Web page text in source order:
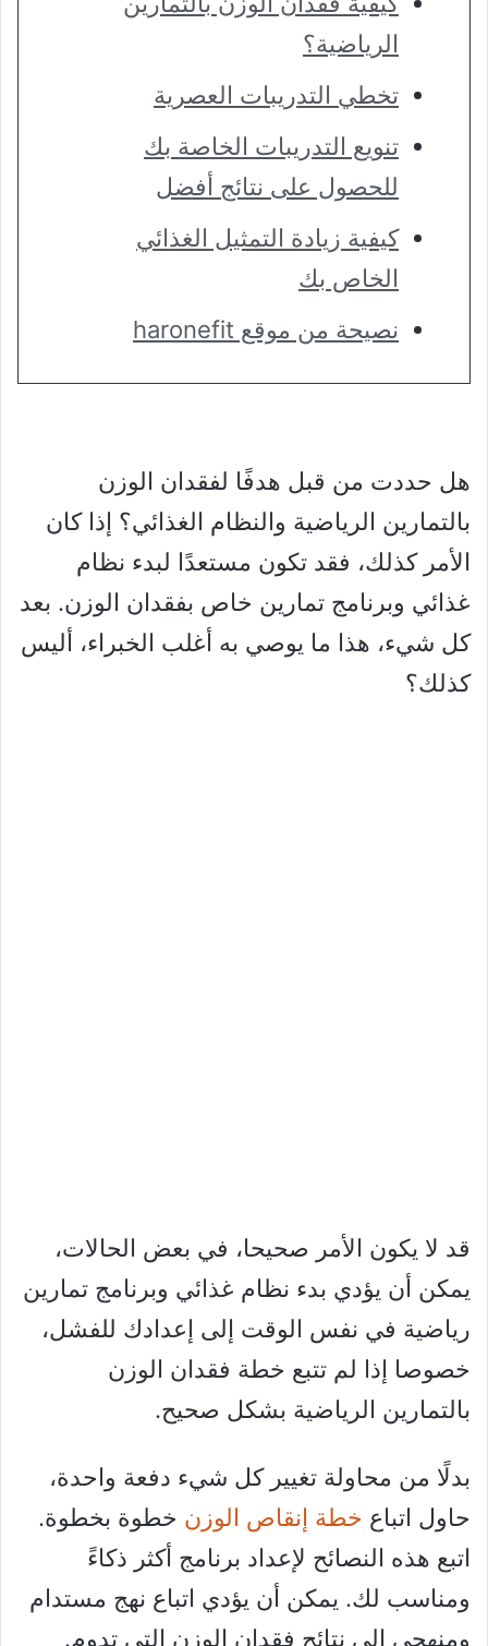
الرياضية؟
تخطي التدريبات العصرية
تنويع التدريبات الخاصة بك
للحصول على نتائج أفضل
كيفية زيادة التمثيل الغذائي
الخاص بك
نصيحة من موقع haronefit
هل حددت من قبل هدفًا لفقدان الوزن
بالتمارين الرياضية والنظام الغذائي؟ إذا كان
الأمر كذلك، فقد تكون مستعدًا لبدء نظام
غذائي وبرنامج تمارين خاص بفقدان الوزن. بعد
كل شيء، هذا ما يوصي به أغلب الخبراء، أليس
كذلك؟
قد لا يكون الأمر صحيحا، في بعض الحالات،
يمكن أن يؤدي بدء نظام غذائي وبرنامج تمارين
رياضية في نفس الوقت إلى إعدادك للفشل،
خصوصا إذا لم تتبع خطة فقدان الوزن
بالتمارين الرياضية بشكل صحيح.
بدلًا من محاولة تغيير كل شيء دفعة واحدة،
حاول اتباع خطة إنقاص الوزن خطوة بخطوة.
اتبع هذه النصائح لإعداد برنامج أكثر ذكاءً
ومناسب لك. يمكن أن يؤدي اتباع نهج مستدام
ومنهجي إلى نتائج فقدان الوزن التي تدوم.